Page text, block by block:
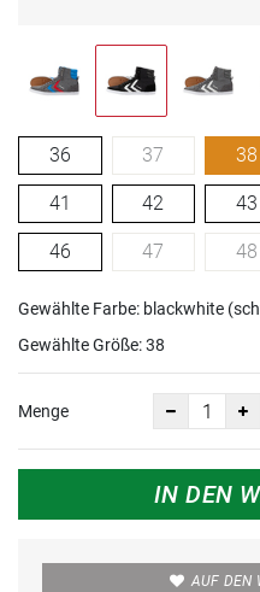
36 37 38
41 42 43
46 47 48
Gewählte Farbe: blackwhite
Gewählte Größe:38
Menge
IN DEN
AUF DEN